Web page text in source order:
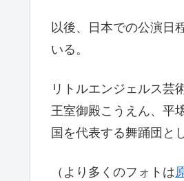
以後、日本での公演日
いる。
リトルエンジェルス芸
王室御殿こうえん、平
国を代表する舞踊団と
（より多くのフォトは